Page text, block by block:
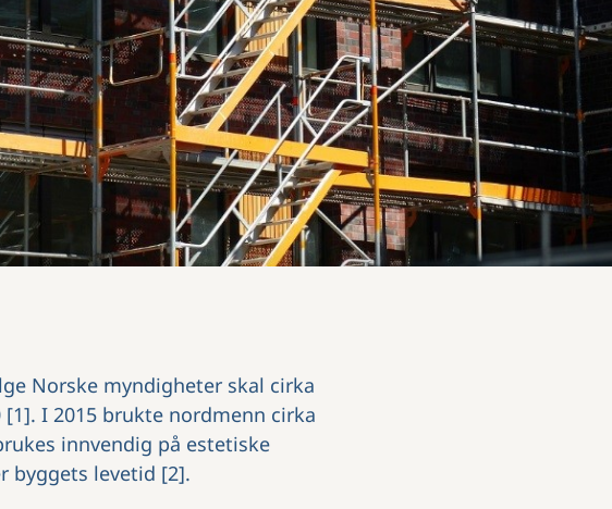
Norske myndigheter skal cirka
I 2015 brukte nordmenn cirka
innvendig på estetiske
byggets levetid [2].